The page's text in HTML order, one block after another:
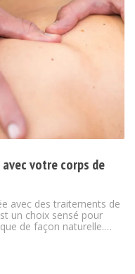
votre corps de
avec des traitements de
un choix sensé pour
de façon naturelle.…